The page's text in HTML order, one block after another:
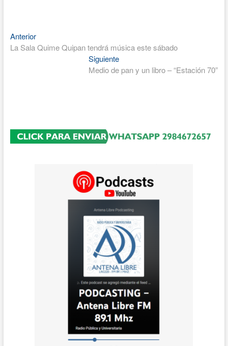
Navegación
de
AnteriorEntrada
anterior:
La Sala Quime Quipan tendrá música este sábado
SiguienteEntrada
siguiente:
Medio de pan y un libro – “Estación 70”